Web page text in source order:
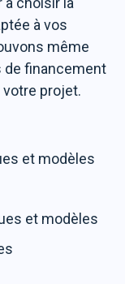
à vos
même
de financement
projet.
et modèles
et modèles